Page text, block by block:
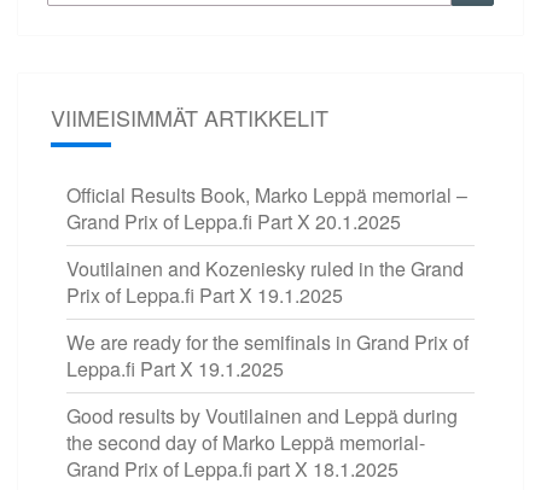
VIIMEISIMMÄT ARTIKKELIT
Official Results Book, Marko Leppä memorial –
Grand Prix of Leppa.fi Part X 20.1.2025
Voutilainen and Kozeniesky ruled in the Grand
Prix of Leppa.fi Part X 19.1.2025
We are ready for the semifinals in Grand Prix of
Leppa.fi Part X 19.1.2025
Good results by Voutilainen and Leppä during
the second day of Marko Leppä memorial-
Grand Prix of Leppa.fi part X 18.1.2025